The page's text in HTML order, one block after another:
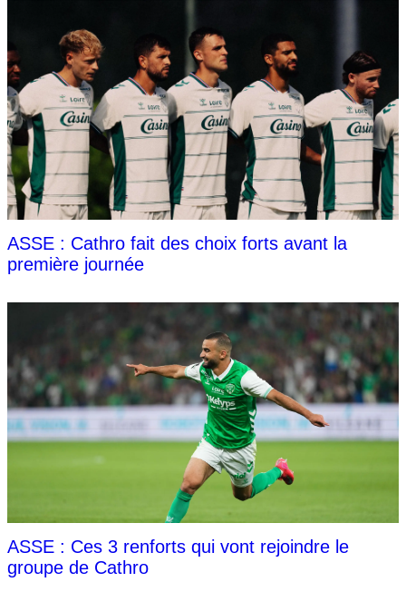
ASSE : Cathro fait des choix forts avant la
première journée
ASSE : Ces 3 renforts qui vont rejoindre le
groupe de Cathro